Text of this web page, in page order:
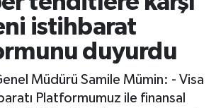
istihbarat
duyurdu
Müdürü Samile Mümin: - Visa
Platformumuz ile finansal
Yoğunluk Haritası
Puan Durumu ve Fikstür